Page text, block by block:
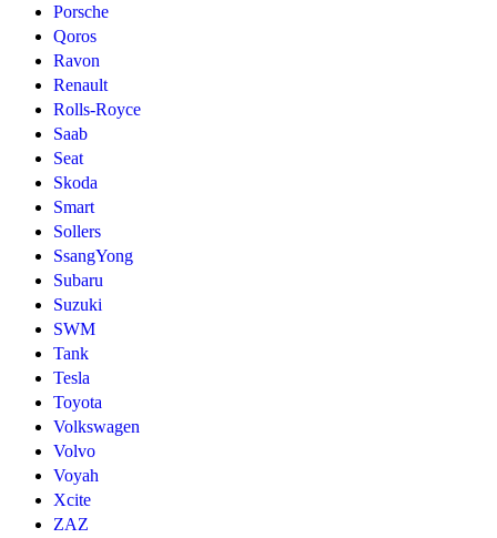
Porsche
Qoros
Ravon
Renault
Rolls-Royce
Saab
Seat
Skoda
Smart
Sollers
SsangYong
Subaru
Suzuki
SWM
Tank
Tesla
Toyota
Volkswagen
Volvo
Voyah
Xcite
ZAZ